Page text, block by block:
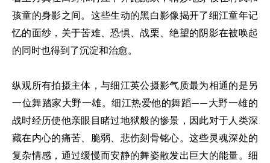
孩童的身影之间。这些生动的黑白影像揭开了细江童年记
忆的面纱，关于苦难、恐惧、战栗、绝望的阴影在被唤起
的同时也得到了沉淀和治愈。
纵观所有拍摄主体，与细江英公摄影气质最为相通的是另
一位舞踏家大野一雄。细江热爱他的舞蹈——大野一雄的
战时经历使他亲眼目睹过地狱般的惨景，因此对于人类深
藏在内心的痛苦、脆弱、悲伤刻骨铭心。这些灵魂深处的
复杂情感，通过缓慢而安静的舞姿散发出巨大的能量。细